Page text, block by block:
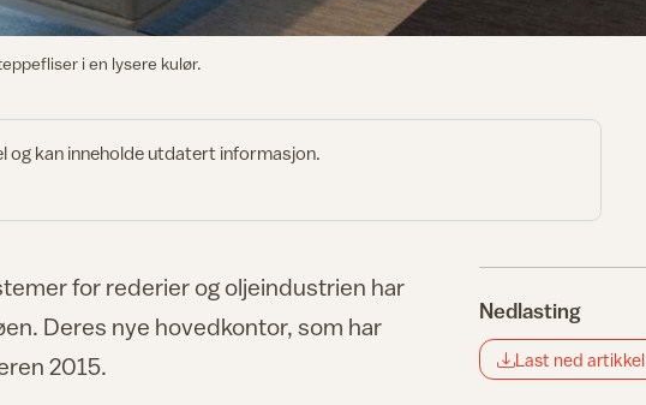
i en lysere kulør.
og kan inneholde utdatert informasjon.
for rederier og oljeindustrien har
Deres nye hovedkontor, som har
2015.
Nedlasting
Last ned artikkel